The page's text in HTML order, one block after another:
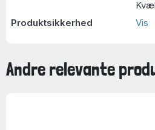
Produktsikkerhed
Vis
Andre relevante